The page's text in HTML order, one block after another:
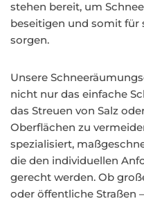
stehen bereit, um
beseitigen und somit für
sorgen.
Unsere
nicht nur das einfache
das Streuen von Salz
Oberflächen zu
spezialisiert,
die den individuellen
gerecht werden. Ob
oder öffentliche Straßen